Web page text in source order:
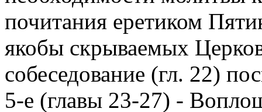
почитания еретиком
якобы скрываемых
собеседование (гл. 22)
5-е (главы 23-27) -